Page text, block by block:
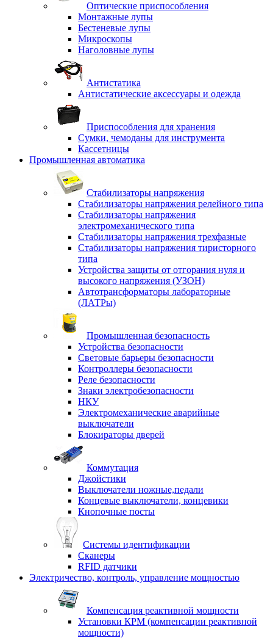
Оптические приспособления
Монтажные лупы
Бестеневые лупы
Микроскопы
Наголовные лупы
Антистатика
Антистатические аксессуары и одежда
Приспособления для хранения
Сумки, чемоданы для инструмента
Кассетницы
Промышленная автоматика
Стабилизаторы напряжения
Стабилизаторы напряжения релейного типа
Стабилизаторы напряжения
электромеханического типа
Стабилизаторы напряжения трехфазные
Стабилизаторы напряжения тиристорного
типа
Устройства защиты от отгорания нуля и
высокого напряжения (УЗОН)
Автотрансформаторы лабораторные
(ЛАТРы)
Промышленная безопасность
Устройства безопасности
Световые барьеры безопасности
Контроллеры безопасности
Реле безопасности
Знаки электробезопасности
НКУ
Электромеханические аварийные
выключатели
Блокираторы дверей
Коммутация
Джойстики
Выключатели ножные,педали
Концевые выключатели, концевики
Кнопочные посты
Системы идентификации
Сканеры
RFID датчики
Электричество, контроль, управление мощностью
Компенсация реактивной мощности
Установки КРМ (компенсации реактивной
мощности)